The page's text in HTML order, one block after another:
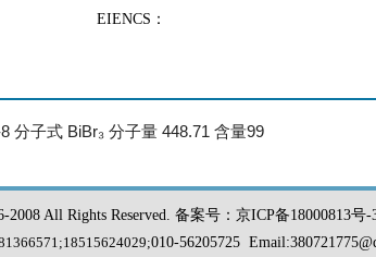
EIENCS：
分子式 BiBr₃ 分子量 448.71 含量99
2008 All Rights Reserved. 备案号：京ICP备18000813号-
;18515624029;010-56205725 Email: